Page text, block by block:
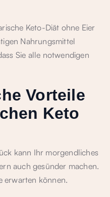
Keto-Diät ohne Eier
Nahrungsmittel
Sie alle notwendigen
Vorteile
Keto
kann Ihr morgendliches
auch gesünder machen.
erwarten können.